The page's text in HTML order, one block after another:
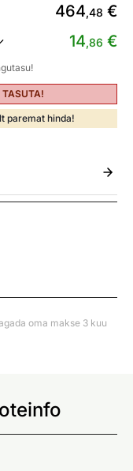
464,48 €
14,86 €
TASUTA!
paremat hinda!
oma makse 3 kuu